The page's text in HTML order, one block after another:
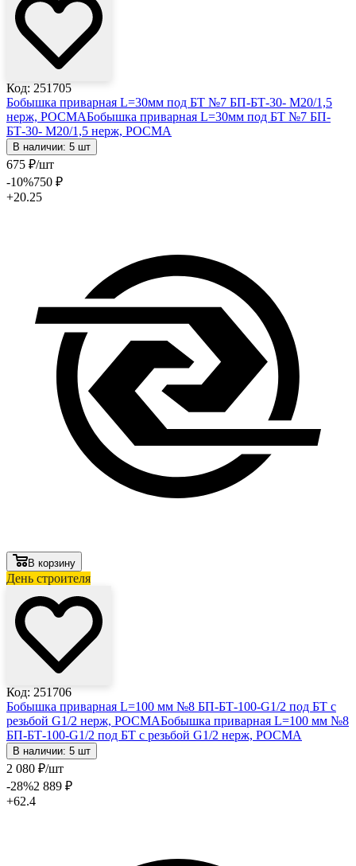
Код: 251705
Бобышка приварная L=30мм под БТ №7 БП-БТ-30- М20/1,5
нерж, РОСМАБобышка приварная L=30мм под БТ №7 БП-
БТ-30- М20/1,5 нерж, РОСМА
В наличии: 5 шт
675 ₽/шт
-10%750 ₽
+20.25
В корзину
День строителя
Код: 251706
Бобышка приварная L=100 мм №8 БП-БТ-100-G1/2 под БТ с
резьбой G1/2 нерж, РОСМАБобышка приварная L=100 мм №8
БП-БТ-100-G1/2 под БТ с резьбой G1/2 нерж, РОСМА
В наличии: 5 шт
2 080 ₽/шт
-28%2 889 ₽
+62.4